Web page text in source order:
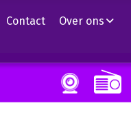
Contact Over ons